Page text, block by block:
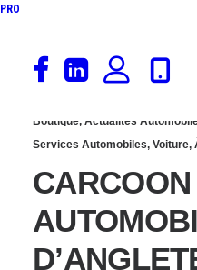
PRO
Boutique, Actualités
Services Automobiles, Voiture,